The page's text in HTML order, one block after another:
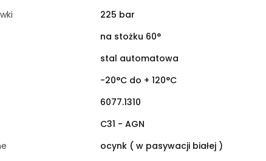
225 bar
na stożku 60°
stal automatowa
-20°C do + 120°C
6077.1310
C31 - AGN
ocynk ( w pasywacji białej )